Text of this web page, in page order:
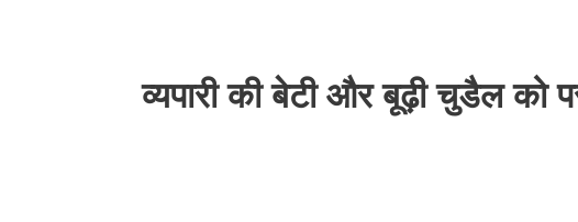
व्यपारी की बेटी और बूढ़ी चुडैल को